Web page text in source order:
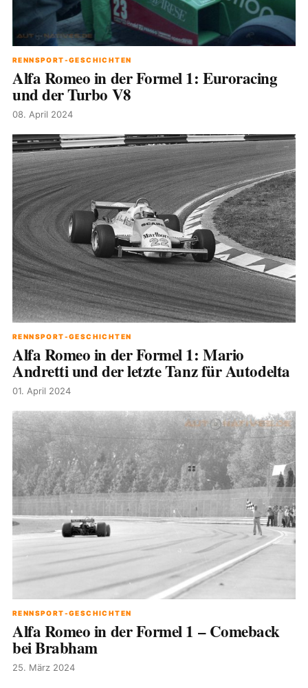
RENNSPORT-GESCHICHTEN
Alfa Romeo in der Formel 1: Euroracing
und der Turbo V8
08. April 2024
RENNSPORT-GESCHICHTEN
Alfa Romeo in der Formel 1: Mario
Andretti und der letzte Tanz für Autodelta
01. April 2024
RENNSPORT-GESCHICHTEN
Alfa Romeo in der Formel 1 – Comeback
bei Brabham
25. März 2024